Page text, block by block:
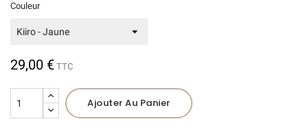
Couleur
29,00 € TTC
Ajouter Au Panier